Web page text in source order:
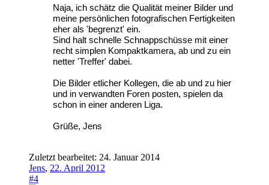
Naja, ich schätz die Qualität meiner Bilder und
meine persönlichen fotografischen Fertigkeiten
eher als 'begrenzt' ein.
Sind halt schnelle Schnappschüsse mit einer
recht simplen Kompaktkamera, ab und zu ein
netter 'Treffer' dabei.
Die Bilder etlicher Kollegen, die ab und zu hier
und in verwandten Foren posten, spielen da
schon in einer anderen Liga.
Grüße, Jens
Zuletzt bearbeitet: 24. Januar 2014
Jens, 22. April 2012
#4